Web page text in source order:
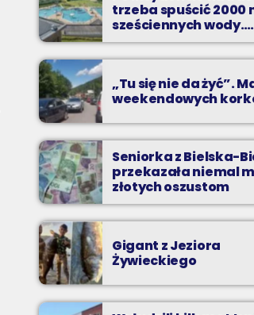
rozmowy i oczywiście - starannie
wyselekcjonowane przeboje non-stop!
trzeba spuścić 2000
sześciennych wody.
„Ogromne koszty i
praca”
„Tu się nie da żyć”.
weekendowych
Seniorka z Bielska-
przekazała niemal
złotych oszustom
Gigant z Jeziora
Żywieckiego